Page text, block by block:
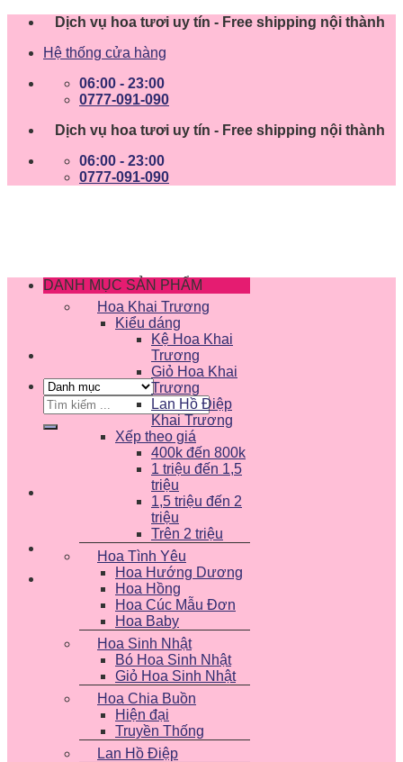
Skip
content
Dịch vụ hoa tươi uy tín - Free shipping nội thành
Hệ thống cửa hàng
06:00 - 23:00
0777-091-090
Dịch vụ hoa tươi uy tín - Free shipping nội thành
06:00 - 23:00
0777-091-090
Tìm
kiếm:
DANH MỤC SẢN PHẨM
Hoa Khai Trương
Kiểu dáng
Kệ Hoa Khai
Trương
Giỏ Hoa Khai
Trương
Lan Hồ Điệp
Khai Trương
Xếp theo giá
400k đến 800k
1 triệu đến 1,5
triệu
1,5 triệu đến 2
triệu
Trên 2 triệu
Hoa Tình Yêu
Hoa Hướng Dương
Hoa Hồng
Hoa Cúc Mẫu Đơn
Hoa Baby
Hoa Sinh Nhật
Bó Hoa Sinh Nhật
Giỏ Hoa Sinh Nhật
Hoa Chia Buồn
Hiện đại
Truyền Thống
Lan Hồ Điệp